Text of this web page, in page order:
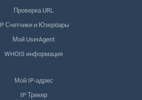
Проверка URL
Счетчики и Юзербары
Мой UserAgent
WHOIS информация
Мой IP-адрес
IP Трекер